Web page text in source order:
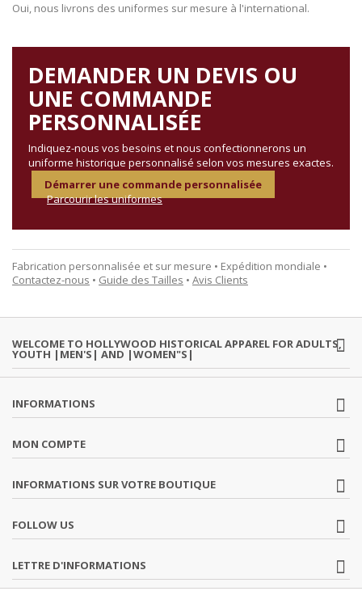
Oui, nous livrons des uniformes sur mesure à l'international.
DEMANDER UN DEVIS OU
UNE COMMANDE
PERSONNALISÉE
Indiquez-nous vos besoins et nous confectionnerons un
uniforme historique personnalisé selon vos mesures exactes.
Démarrer une commande personnalisée
Parcourir les uniformes
Fabrication personnalisée et sur mesure • Expédition mondiale •
Contactez-nous • Guide des Tailles • Avis Clients
WELCOME TO HOLLYWOOD HISTORICAL APPAREL FOR ADULTS,
YOUTH |MEN'S| AND |WOMEN"S|
INFORMATIONS
MON COMPTE
INFORMATIONS SUR VOTRE BOUTIQUE
FOLLOW US
LETTRE D'INFORMATIONS